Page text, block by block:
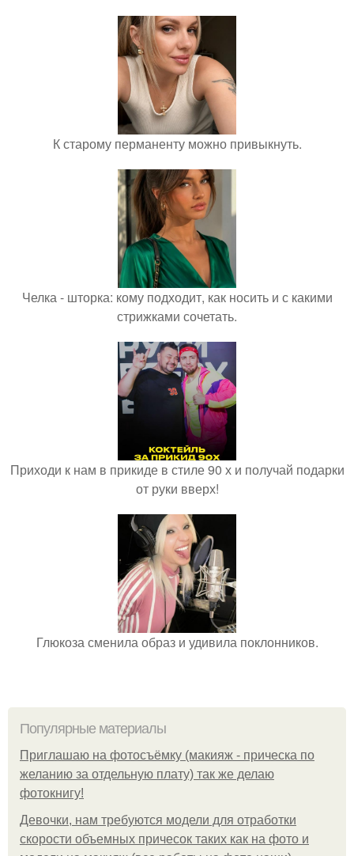
К старому перманенту можно привыкнуть.
Челка - шторка: кому подходит, как носить и с какими
стрижками сочетать.
Приходи к нам в прикиде в стиле 90 х и получай подарки
от руки вверх!
Глюкоза сменила образ и удивила поклонников.
Популярные материалы
Приглашаю на фотосъёмку (макияж - прическа по
желанию за отдельную плату) так же делаю
фотокнигу!
Девочки, нам требуются модели для отработки
скорости объемных причесок таких как на фото и